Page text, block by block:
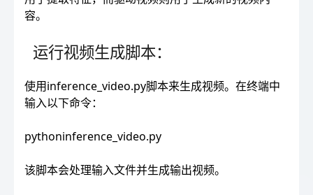
容。
运行视频生成脚本：
使用inference_video.py脚本来生成视频。在终端中
输入以下命令：
pythoninference_video.py
该脚本会处理输入文件并生成输出视频。